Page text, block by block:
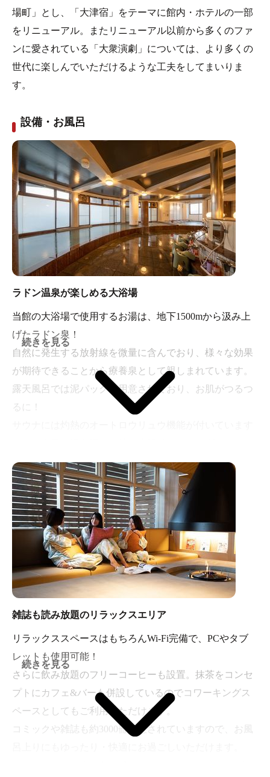
場町」とし、「大津宿」をテーマに館内・ホテルの一部
をリニューアル。またリニューアル以前から多くのファ
ンに愛されている「大衆演劇」については、より多くの
世代に楽しんでいただけるような工夫をしてまいりま
す。
設備・お風呂
ラドン温泉が楽しめる大浴場
当館の大浴場で使用するお湯は、地下1500mから汲み上
げたラドン泉！
自然に発生する放射線を微量に含んでおり、様々な効果
が期待できることから療養泉として親しまれています。
露天風呂では泥パックも用意されており、お肌がつるつ
るに！
サッパリしてください。
女性脱衣所にはTVやマッサージチェアも設置してあるぷ
ちプチリラックスコーナーもあります。
続きを見る
雑誌も読み放題のリラックスエリア
リラックススペースはもちろんWi-Fi完備で、PCやタブ
レットも使用可能！
さらに飲み放題のフリーコーヒーも設置。抹茶をコンセ
プトにカフェ&バーも併設しているのでコワーキングス
ペースとしてもご利用いただけます。
コミックや雑誌も約3000冊用意されていますので、お風
続きを見る